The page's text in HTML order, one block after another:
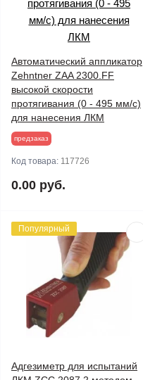
Автоматический аппликатор
Zehntner ZAA 2300.FF
высокой скорости
протягивания (0 - 495 мм/с)
для нанесения ЛКМ
предзаказ
Код товара: 117726
0.00 руб.
Популярный
Адгезиметр для испытаний